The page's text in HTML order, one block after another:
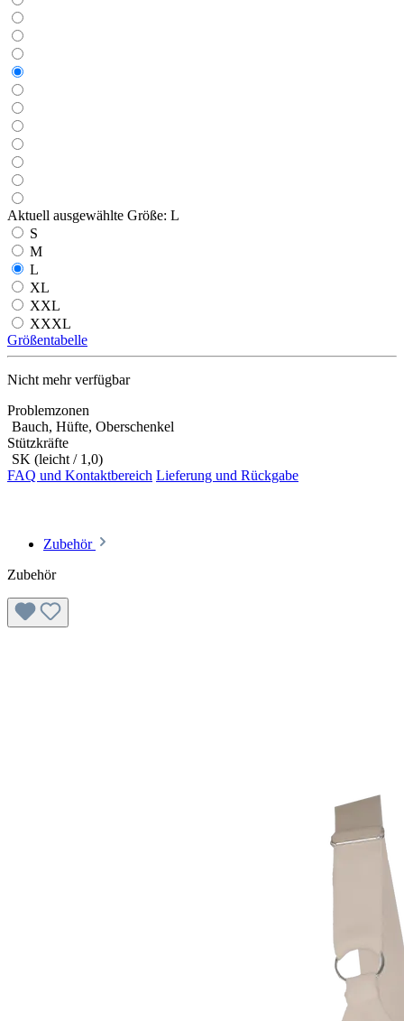
Aktuell ausgewählte Größe: L
S
M
L
XL
XXL
XXXL
Größentabelle
Nicht mehr verfügbar
Problemzonen
Bauch, Hüfte, Oberschenkel
Stützkräfte
SK (leicht / 1,0)
FAQ und Kontaktbereich Lieferung und Rückgabe
Zubehör
Zubehör